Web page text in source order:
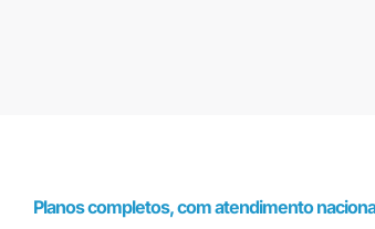
Planos completos, com atendimento